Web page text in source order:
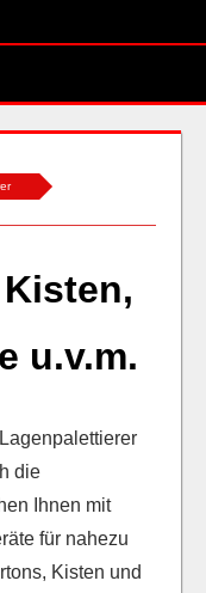
u.v.m.
die
Ihnen mit
für nahezu
Kisten und